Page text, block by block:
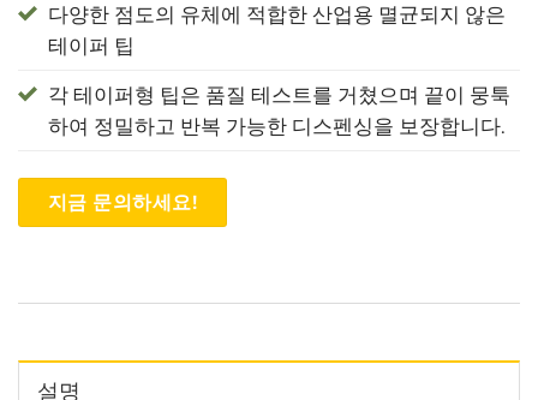
다양한 점도의 유체에 적합한 산업용 멸균되지 않은
테이퍼 팁
각 테이퍼형 팁은 품질 테스트를 거쳤으며 끝이 뭉툭
하여 정밀하고 반복 가능한 디스펜싱을 보장합니다.
지금 문의하세요!
설명